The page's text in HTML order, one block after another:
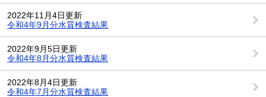
2022年11月4日更新
令和4年9月分水質検査結果
2022年9月5日更新
令和4年8月分水質検査結果
2022年8月4日更新
令和4年7月分水質検査結果